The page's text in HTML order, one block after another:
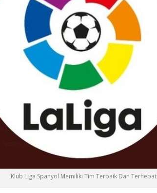
Klub Liga Spanyol Memiliki Tim Terbaik Dan Terhebat